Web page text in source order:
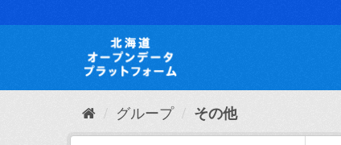
キ
て
グループ その他